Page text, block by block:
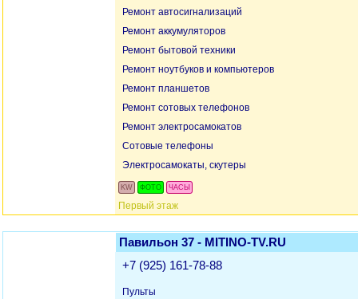
Ремонт автосигнализаций
Ремонт аккумуляторов
Ремонт бытовой техники
Ремонт ноутбуков и компьютеров
Ремонт планшетов
Ремонт сотовых телефонов
Ремонт электросамокатов
Сотовые телефоны
Электросамокаты, скутеры
KW ФОТО ЧАСЫ
Первый этаж
Павильон 37 - MITINO-TV.RU
+7 (925) 161-78-88
Пульты